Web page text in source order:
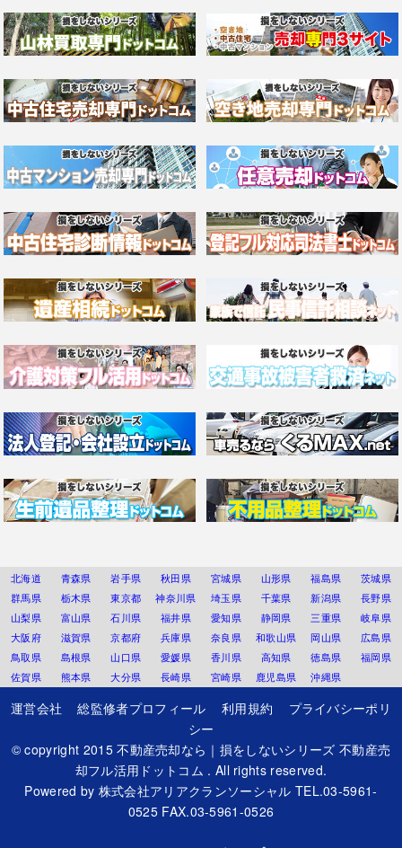
北海道 青森県 岩手県 秋田県 宮城県 山形県 福島県
茨城県
群馬県
栃木県 東京都 神奈川県 埼玉県 千葉県 新潟県
長野県
山梨県
富山県 石川県 福井県 愛知県 静岡県 三重県
岐阜県
大阪府
滋賀県 京都府 兵庫県 奈良県 和歌山県 岡山県
広島県
鳥取県
島根県 山口県 愛媛県 香川県 高知県 徳島県
福岡県
佐賀県
熊本県 大分県 長崎県 宮崎県 鹿児島県 沖縄県
運営会社 総監修者プロフィール 利用規約
プライバシーポリ
シー
© copyright 2015不動産売却なら｜損をしないシリーズ 不動産売
却フル活用ドットコム . All rights reserved.
Powered by 株式会社アリアクランソーシャル TEL.03-5961-
0525 FAX.03-5961-0526